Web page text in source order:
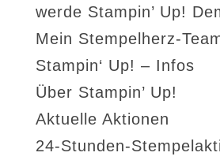
werde Stampin’ Up!
Mein Stempelherz-
Stampin‘ Up! – Infos
Über Stampin’ Up!
Aktuelle Aktionen
24-Stunden-